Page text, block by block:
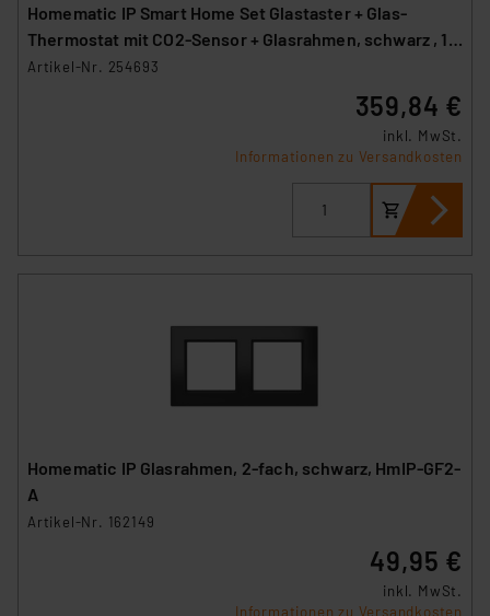
Homematic IP Smart Home Set Glastaster + Glas-
Thermostat mit CO2-Sensor + Glasrahmen, schwarz , 1x
WGS-A, 1x WGTC-A, 1x GF2-A
Artikel-Nr. 254693
359,84 €
inkl. MwSt.
Informationen zu Versandkosten
Homematic IP Glasrahmen, 2-fach, schwarz, HmIP-GF2-
A
Artikel-Nr. 162149
49,95 €
inkl. MwSt.
Informationen zu Versandkosten